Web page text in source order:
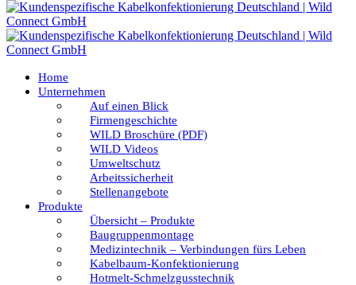
Home
Unternehmen
Auf einen Blick
Firmengeschichte
WILD Broschüre (PDF)
WILD Videos
Umweltschutz
Arbeitssicherheit
Stellenangebote
Produkte
Übersicht – Produkte
Baugruppenmontage
Medizintechnik – Verbindungen fürs Leben
Kabelbaum-Konfektionierung
Hotmelt-Schmelzgusstechnik